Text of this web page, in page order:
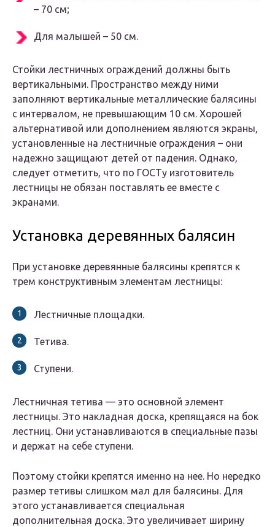
– 70 см;
Для малышей – 50 см.
Стойки лестничных ограждений должны быть
вертикальными. Пространство между ними
заполняют вертикальные металлические балясины
с интервалом, не превышающим 10 см. Хорошей
альтернативой или дополнением являются экраны,
установленные на лестничные ограждения – они
надежно защищают детей от падения. Однако,
следует отметить, что по ГОСТу изготовитель
лестницы не обязан поставлять ее вместе с
экранами.
Установка деревянных балясин
При установке деревянные балясины крепятся к
трем конструктивным элементам лестницы:
Лестничные площадки.
Тетива.
Ступени.
Лестничная тетива — это основной элемент
лестницы. Это накладная доска, крепящаяся на бок
лестниц. Они устанавливаются в специальные пазы
и держат на себе ступени.
Поэтому стойки крепятся именно на нее. Но нередко
размер тетивы слишком мал для балясины. Для
этого устанавливается специальная
дополнительная доска. Это увеличивает ширину